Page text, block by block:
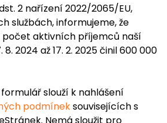
2 nařízení 2022/2065/EU,
službách, informujeme, že
aktivních příjemců naší
2024 až 17. 2. 2025 činil 600 000
slouží k nahlášení
podmíneksouvisejících s